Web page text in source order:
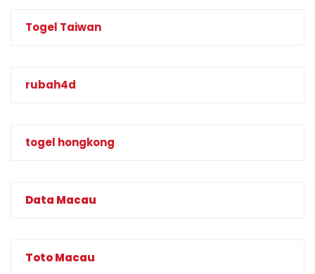
Togel Taiwan
rubah4d
togel hongkong
Data Macau
Toto Macau